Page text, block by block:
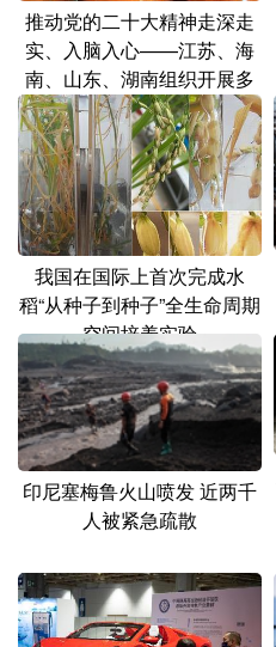
Deutsch Português
推动党的二十大精神走深走
实、入脑入心——江苏、海
南、山东、湖南组织开展多
种形式宣讲活动
我国在国际上首次完成水
稻“从种子到种子”全生命周期
空间培养实验
印尼塞梅鲁火山喷发 近两千
人被紧急疏散